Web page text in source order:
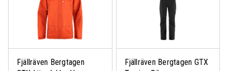
Fjällräven Bergtagen
Fjällräven Bergtagen GTX